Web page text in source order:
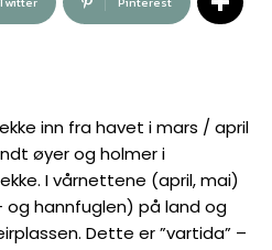
inn fra havet i mars / april
øyer og holmer i
I vårnettene (april, mai)
og hannfuglen) på land og
Dette er ”vartida” –